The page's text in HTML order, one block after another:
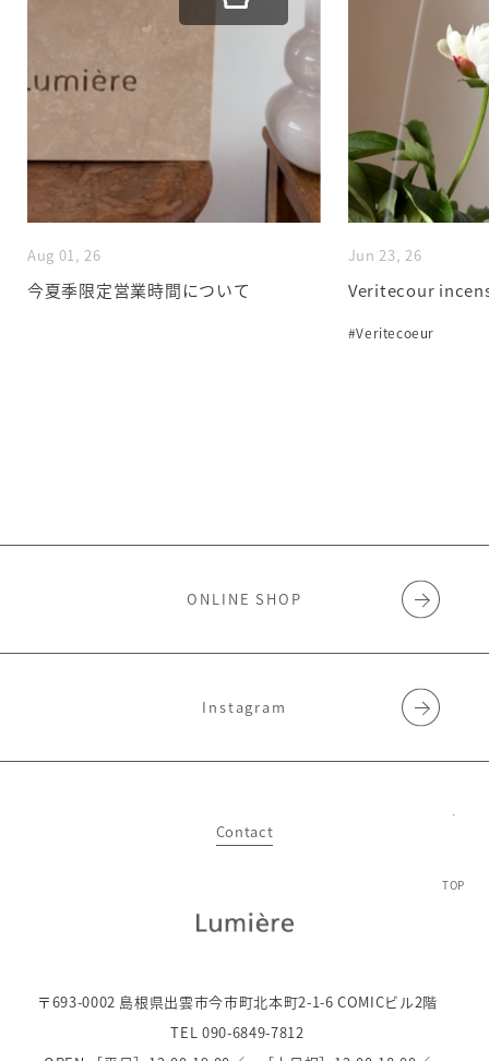
Aug 01, 26
今夏季限定営業時間について
Jun 23, 26
Veritecour
#Veritecoeur
TOP
ONLINE SHOP
Instagram
Contact
〒693-0002 島根県出雲市今市町北本町2-1-6 COMICビル2階
TEL 090-6849-7812